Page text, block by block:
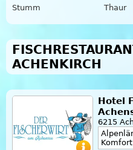
Stumm
Thaur
ACHENKIRCH
Hotel
6215
Komfort